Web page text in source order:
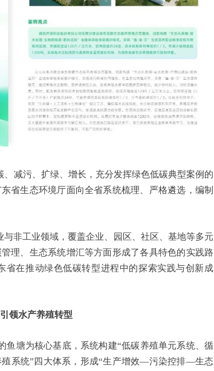
减污、扩绿、增长，充分发挥绿色低碳典型案例的
省生态环境厅面向全省系统梳理、严格遴选，编制
非工业领域，覆盖企业、园区、社区、基地等多元
理、生态系统增汇等方面形成了各具特色的实践路
在推动绿色低碳转型进程中的探索实践与创新成
领水产养殖转型
鱼塘为核心基底，系统构建“低碳养殖单元系统、循
系统”四大体系，形成“生产增效—污染控排—生态